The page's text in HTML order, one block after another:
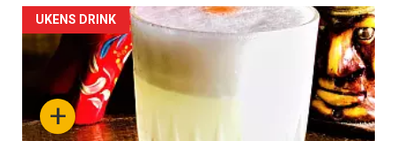
Forsiden
akkurat
nå+
UKENS DRINK